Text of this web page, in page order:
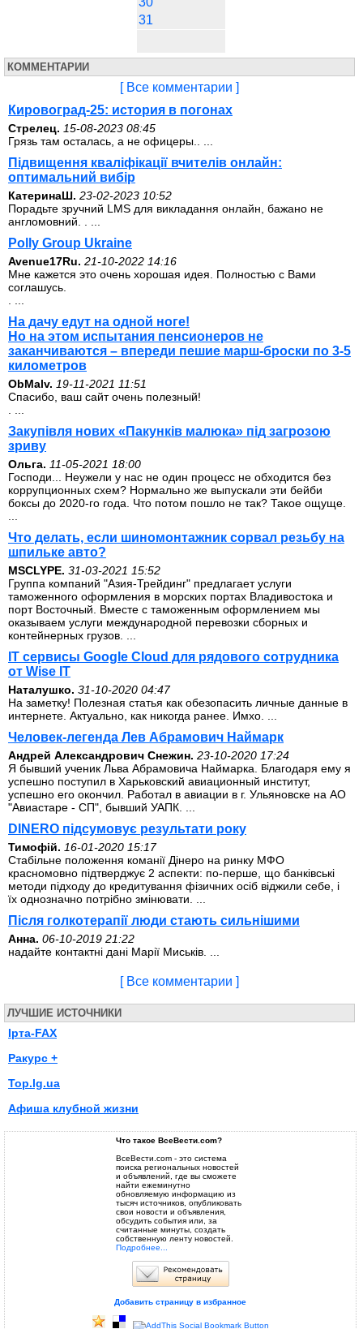
31
КОММЕНТАРИИ
[ Все комментарии ]
Кировоград-25: история в погонах
Стрелец. 15-08-2023 08:45
Грязь там осталась, а не офицеры.. ...
Підвищення кваліфікації вчителів онлайн:
оптимальний вибір
КатеринаШ. 23-02-2023 10:52
Порадьте зручний LMS для викладання онлайн, бажано не
англомовний. . ...
Polly Group Ukraine
Avenue17Ru. 21-10-2022 14:16
Мне кажется это очень хорошая идея. Полностью с Вами
соглашусь.
На дачу едут на одной ноге!
Но на этом испытания пенсионеров не
заканчиваются – впереди пешие марш-броски по 3-5
километров
ОbMalv. 19-11-2021 11:51
Спасибо, ваш сайт очень полезный!
Закупівля нових «Пакунків малюка» під загрозою
зриву
Ольга. 11-05-2021 18:00
Господи... Неужели у нас не один процесс не обходится без
коррупционных схем? Нормально же выпускали эти бейби
боксы до 2020-го года. Что потом пошло не так? Такое ощуще.
Что делать, если шиномонтажник сорвал резьбу на
шпильке авто?
MSCLYPE. 31-03-2021 15:52
Группа компаний "Азия-Трейдинг" предлагает услуги
таможенного оформления в морских портах Владивостока и
порт Восточный. Вместе с таможенным оформлением мы
оказываем услуги международной перевозки сборных и
контейнерных грузов. ...
IT сервисы Google Cloud для рядового сотрудника
от Wise IT
Наталушко. 31-10-2020 04:47
На заметку! Полезная статья как обезопасить личные данные в
интернете. Актуально, как никогда ранее. Имхо. ...
Человек-легенда Лев Абрамович Наймарк
Андрей Александрович Снежин. 23-10-2020 17:24
Я бывший ученик Льва Абрамовича Наймарка. Благодаря ему я
успешно поступил в Харьковский авиационный институт,
успешно его окончил. Работал в авиации в г. Ульяновске на АО
"Авиастаре - СП", бывший УАПК. ...
DINERO підсумовує результати року
Тимофій. 16-01-2020 15:17
Стабільне положення команії Дінеро на ринку МФО
красномовно підтверджує 2 аспекти: по-перше, що банківські
методи підходу до кредитування фізичних осіб віджили себе, і
їх однозначно потрібно змінювати. ...
Після голкотерапії люди стають сильнішими
Анна. 06-10-2019 21:22
надайте контактні дані Марії Миськів. ...
[ Все комментарии ]
ЛУЧШИЕ ИСТОЧНИКИ
Ірта-FAX
Ракурс +
Top.lg.ua
Афиша клубной жизни
Что такое ВсеВести.com?
ВсеВести.com - это система
поиска региональных новостей
и объявлений, где вы сможете
найти ежеминутно
обновляемую информацию из
тысяч источников, опубликовать
свои новости и объявления,
обсудить события или, за
считанные минуты, создать
собственную ленту новостей.
Подробнее...
Добавить страницу в избранное